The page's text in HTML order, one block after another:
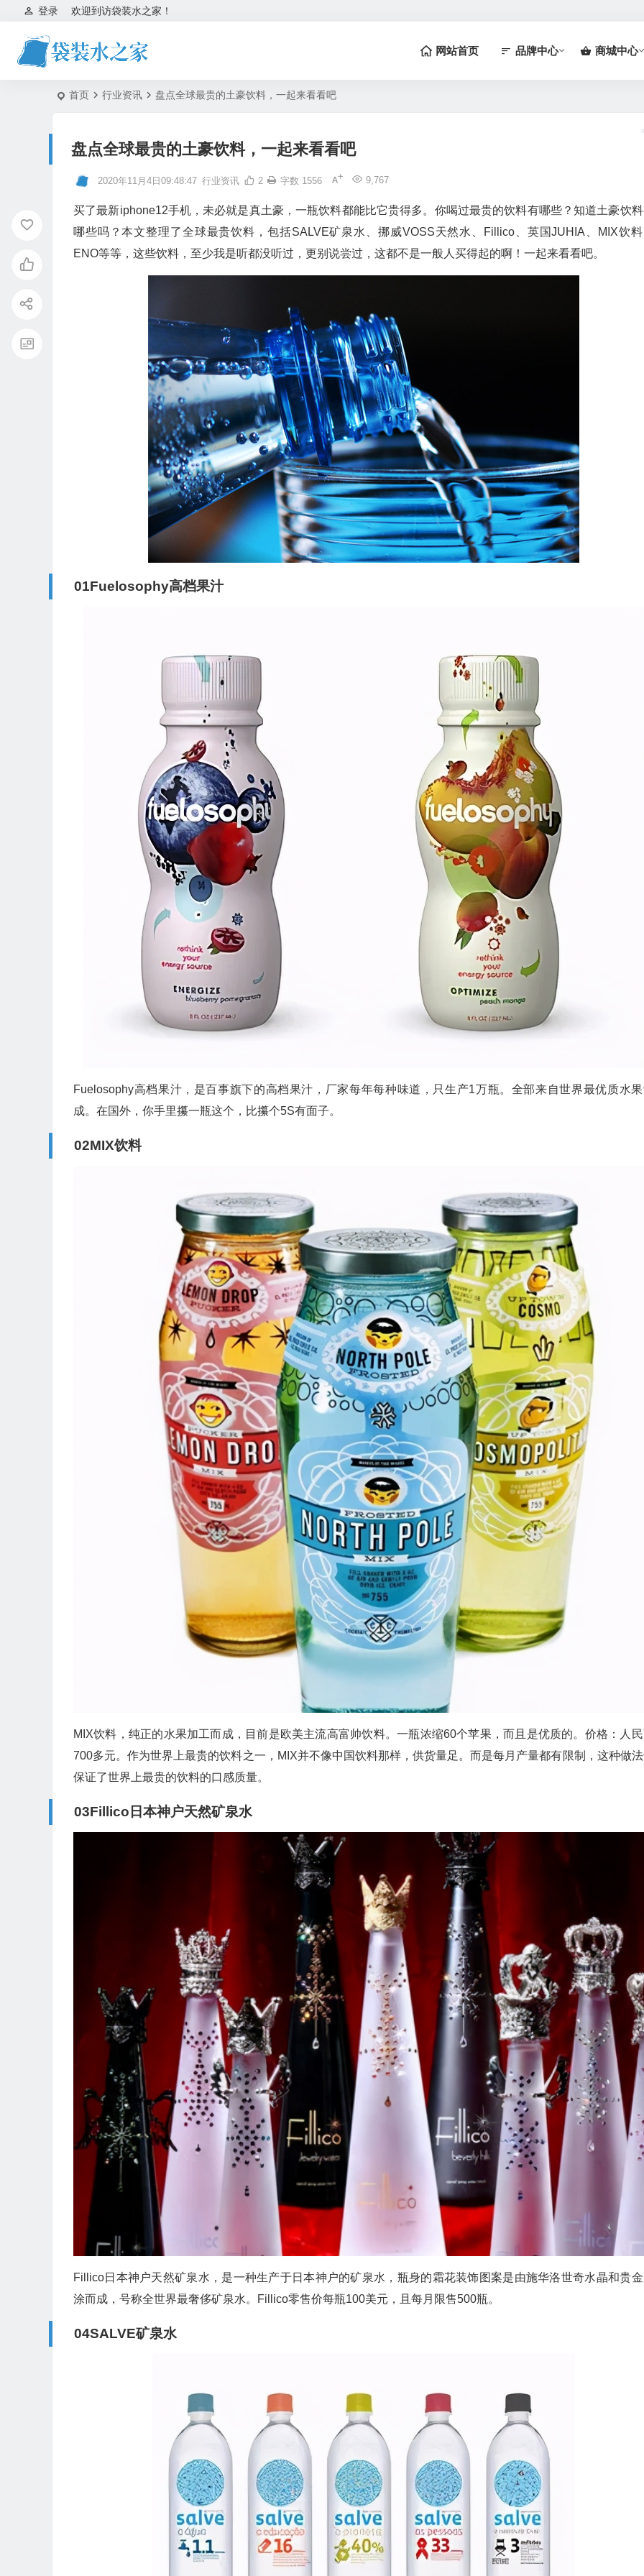
欢迎到访袋装水之家！
登录
网站首页 品牌中心 商城中心
首页 行业资讯 盘点全球最贵的土豪饮料，一起来看看吧
盘点全球最贵的土豪饮料，一起来看看吧
2020年11月4日09:48:47 行业资讯 9,767
2 字数 1556
买了最新iphone12手机，未必就是真土豪，一瓶饮料都能比它贵得多。你喝过最贵的饮料有哪些？知道土豪饮
哪些吗？本文整理了全球最贵饮料，包括SALVE矿泉水、挪威VOSS天然水、Fillico、英国JUHIA、MIX饮
ENO等等，这些饮料，至少我是听都没听过，更别说尝过，这都不是一般人买得起的啊！一起来看看吧。
01Fuelosophy高档果汁
Fuelosophy高档果汁，是百事旗下的高档果汁，厂家每年每种味道，只生产1万瓶。全部来自世界最优质水
成。在国外，你手里攥一瓶这个，比攥个5S有面子。
02MIX饮料
MIX饮料，纯正的水果加工而成，目前是欧美主流高富帅饮料。一瓶浓缩60个苹果，而且是优质的。价格：人
700多元。作为世界上最贵的饮料之一，MIX并不像中国饮料那样，供货量足。而是每月产量都有限制，这种做
保证了世界上最贵的饮料的口感质量。
03Fillico日本神户天然矿泉水
Fillico日本神户天然矿泉水，是一种生产于日本神户的矿泉水，瓶身的霜花装饰图案是由施华洛世奇水晶和贵
涂而成，号称全世界最奢侈矿泉水。Fillico零售价每瓶100美元，且每月限售500瓶。
04SALVE矿泉水